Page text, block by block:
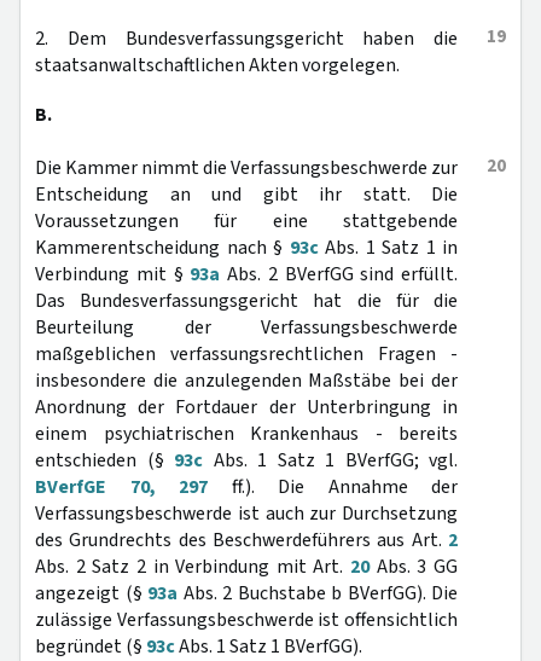
19
2. Dem Bundesverfassungsgericht haben die
staatsanwaltschaftlichen Akten vorgelegen.
B.
20
Die Kammer nimmt die Verfassungsbeschwerde zur
Entscheidung an und gibt ihr statt. Die
Voraussetzungen für eine stattgebende
Kammerentscheidung nach § 93cAbs. 1 Satz 1 in
Verbindung mit § 93a Abs. 2 BVerfGG sind erfüllt.
Das Bundesverfassungsgericht hat die für die
Beurteilung der Verfassungsbeschwerde
maßgeblichen verfassungsrechtlichen Fragen -
insbesondere die anzulegenden Maßstäbe bei der
Anordnung der Fortdauer der Unterbringung in
einem psychiatrischen Krankenhaus - bereits
entschieden (§ 93c Abs. 1 Satz 1 BVerfGG; vgl.
BVerfGE 70, 297 ff.). Die Annahme der
Verfassungsbeschwerde ist auch zur Durchsetzung
des Grundrechts des Beschwerdeführers aus Art. 2
Abs. 2 Satz 2 in Verbindung mit Art. 20Abs. 3 GG
angezeigt (§ 93a Abs. 2 Buchstabe b BVerfGG). Die
zulässige Verfassungsbeschwerde ist offensichtlich
begründet (§ 93cAbs. 1 Satz 1 BVerfGG).